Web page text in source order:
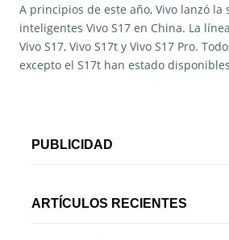
A principios de este año, Vivo lanzó la
inteligentes Vivo S17 en China. La
Vivo S17, Vivo S17t y Vivo S17 Pro.
excepto el S17t han estado
PUBLICIDAD
ARTÍCULOS RECIENTES